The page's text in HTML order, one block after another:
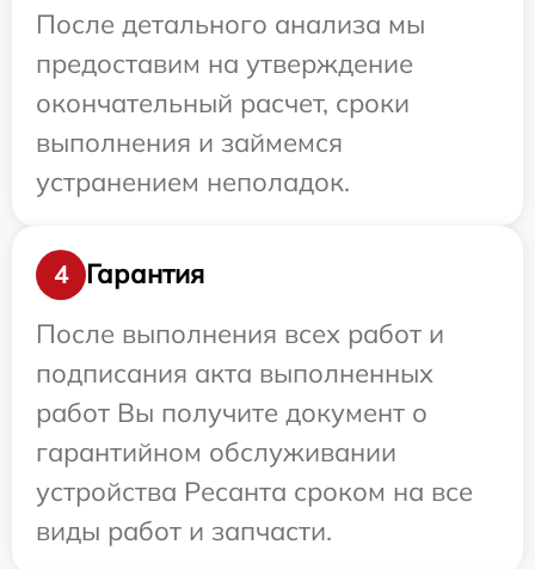
После детального анализа мы
предоставим на утверждение
окончательный расчет, сроки
выполнения и займемся
устранением неполадок.
4
Гарантия
После выполнения всех работ и
подписания акта выполненных
работ Вы получите документ о
гарантийном обслуживании
устройства Ресанта сроком на все
виды работ и запчасти.